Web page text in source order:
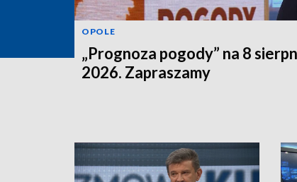
OPOLE
„Prognoza pogody” na 8
2026. Zapraszamy